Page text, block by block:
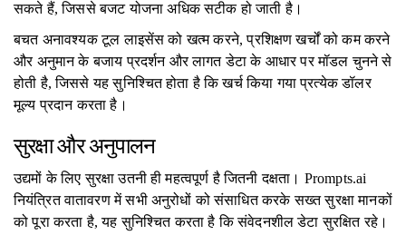
सकते हैं, जिससे बजट योजना अधिक सटीक हो जाती है।
बचत अनावश्यक टूल लाइसेंस को खत्म करने, प्रशिक्षण खर्चों को कम करने
और अनुमान के बजाय प्रदर्शन और लागत डेटा के आधार पर मॉडल चुनने से
होती है, जिससे यह सुनिश्चित होता है कि खर्च किया गया प्रत्येक डॉलर
मूल्य प्रदान करता है।
सुरक्षा और अनुपालन
उद्यमों के लिए सुरक्षा उतनी ही महत्वपूर्ण है जितनी दक्षता। Prompts.ai
नियंत्रित वातावरण में सभी अनुरोधों को संसाधित करके सख्त सुरक्षा मानकों
को पूरा करता है, यह सुनिश्चित करता है कि संवेदनशील डेटा सुरक्षित रहे।